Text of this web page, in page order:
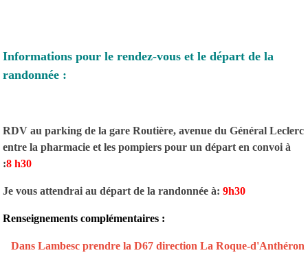
Informations pour le rendez-vous et le départ de la
randonnée :
RDV au parking de la gare Routière, avenue du Général Leclerc
entre la pharmacie et les pompiers pour un départ en convoi à
:8 h30
Je vous attendrai au départ de la randonnée à: 9h30
Renseignements complémentaires :
Dans Lambesc prendre la D67 direction La Roque-d'Anthéron